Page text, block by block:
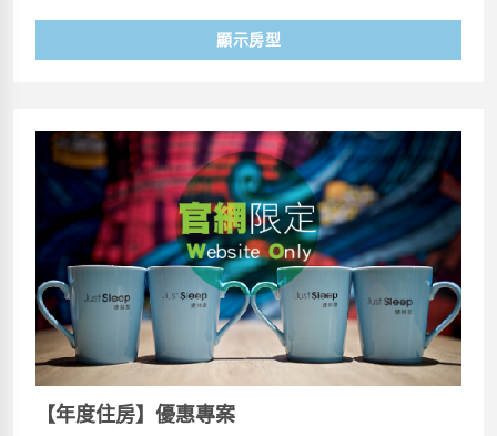
顯示房型
【年度住房】優惠專案